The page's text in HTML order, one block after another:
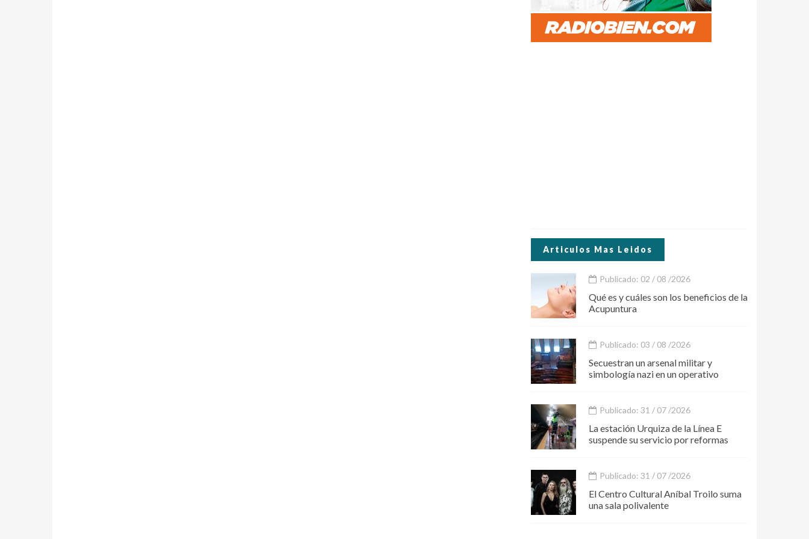
Articulos Mas Leidos
Publicado: 02 / 08 /2026
Qué es y cuáles son los beneficios de la
Acupuntura
Publicado: 03 / 08 /2026
Secuestran un arsenal militar y
simbología nazi en un operativo
Publicado: 31 / 07 /2026
La estación Urquiza de la Línea E
suspende su servicio por reformas
Publicado: 31 / 07 /2026
El Centro Cultural Aníbal Troilo suma
una sala polivalente